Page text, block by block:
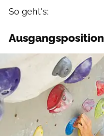
So geht's:
Ausgangsposition